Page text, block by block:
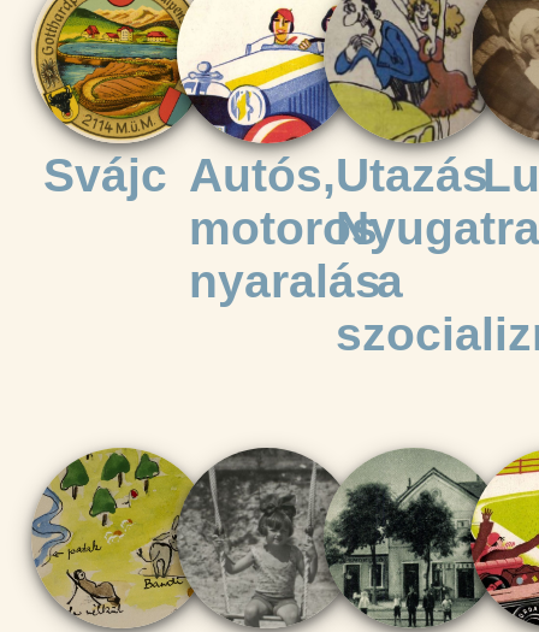
Svájc Autós,
motoros
nyaralás
Utazás
Nyugatra
a